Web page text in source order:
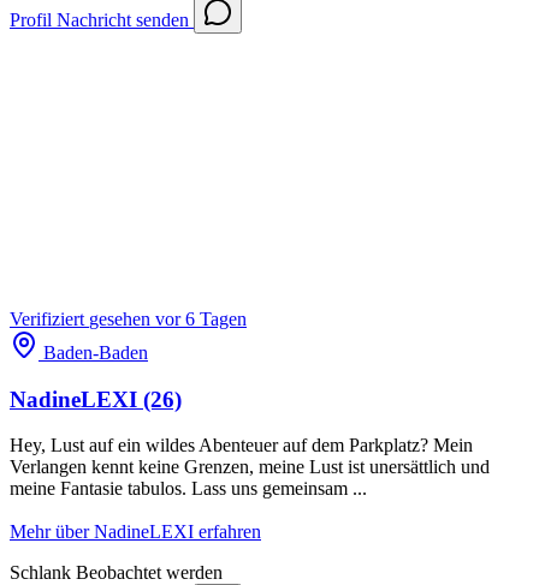
Profil Nachricht senden
Verifiziert gesehen vor 6 Tagen
Baden-Baden
NadineLEXI (26)
Hey, Lust auf ein wildes Abenteuer auf dem Parkplatz? Mein
Verlangen kennt keine Grenzen, meine Lust ist unersättlich und
meine Fantasie tabulos. Lass uns gemeinsam ...
Mehr über NadineLEXI erfahren
Schlank Beobachtet werden